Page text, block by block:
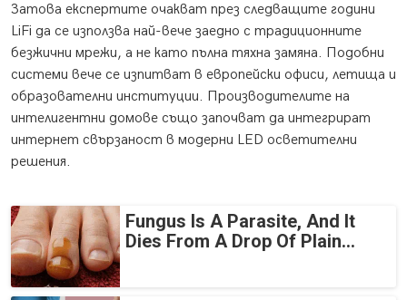
Затова експертите очакват през следващите години
LiFi да се използва най-вече заедно с традиционните
безжични мрежи, а не като пълна тяхна замяна. Подобни
системи вече се изпитват в европейски офиси, летища и
образователни институции. Производителите на
интелигентни домове също започват да интегрират
интернет свързаност в модерни LED осветителни
решения.
Fungus Is A Parasite, And It
Dies From A Drop Of Plain...